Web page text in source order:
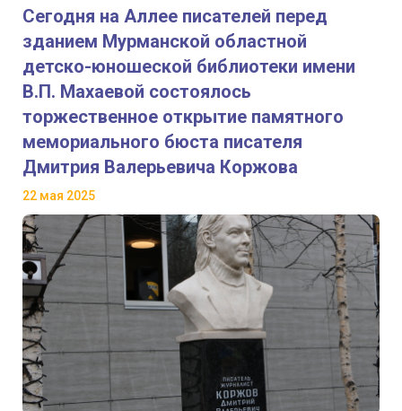
Сегодня на Аллее писателей перед
зданием Мурманской областной
детско-юношеской библиотеки имени
В.П. Махаевой состоялось
торжественное открытие памятного
мемориального бюста писателя
Дмитрия Валерьевича Коржова
22 мая 2025